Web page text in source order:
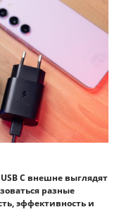
C внешне выглядят
разные
эффективность и